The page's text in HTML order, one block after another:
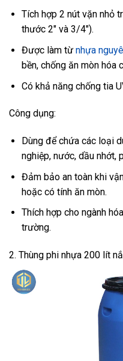
Tích hợp 2 nút vặn nhỏ
thước 2″ và 3/4″).
Được làm từ nhựa
bền, chống ăn mòn hóa
Có khả năng chống tia
Công dụng:
Dùng để chứa các loại
nghiệp, nước, dầu nhớt,
Đảm bảo an toàn khi
hoặc có tính ăn mòn.
Thích hợp cho ngành
trường.
2. Thùng phi nhựa 200 lít